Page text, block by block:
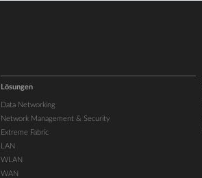
Lösungen
Data Networking
Network Management & Security
Extreme Fabric
LAN
WLAN
WAN